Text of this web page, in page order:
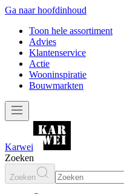
Ga naar hoofdinhoud
Toon hele assortiment
Advies
Klantenservice
Actie
Wooninspiratie
Bouwmarkten
Karwei
Zoeken
Zoeken